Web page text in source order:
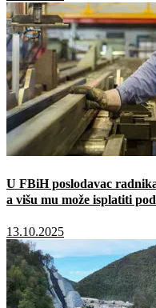
U FBiH poslodavac
a višu mu može isplatiti
13.10.2025